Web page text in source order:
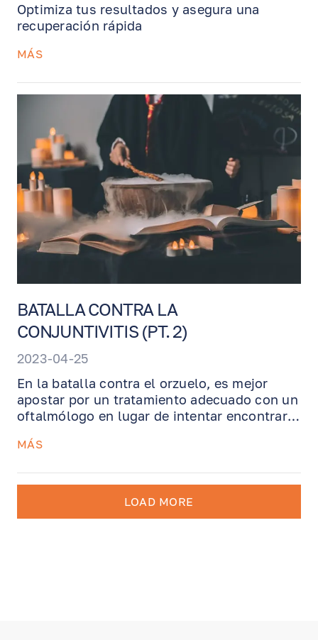
Optimiza tus resultados y asegura una
recuperación rápida
MÁS
BATALLA CONTRA LA
CONJUNTIVITIS (PT. 2)
2023-04-25
En la batalla contra el orzuelo, es mejor
apostar por un tratamiento adecuado con un
oftalmólogo en lugar de intentar encontrar
decida que tiene dos ojos y pueda permitirse
esperar a que se cure solo.
MÁS
LOAD MORE